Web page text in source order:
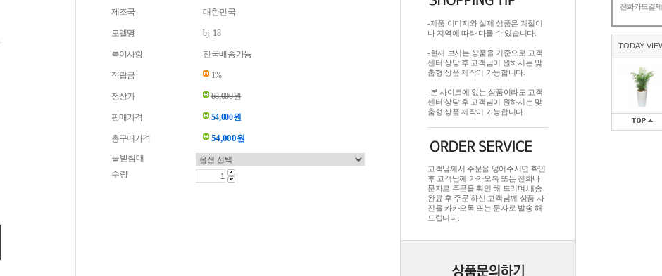
전화카드결제
TODAY
제조국 대한민국
모델명 bj_18
특이사항 전국배송가능
적립금 1%
정상가 68,000원
판매가격 54,000원
총구매가격 54,000원
물받침대
수량
-제품 이미지와 실제 상품은 계절이
나 지역에 따라 다를 수 있습니다.
-현재 보시는 상품을 기준으로 고객
센터 상담 후 고객님이 원하시는 맞
춤형 상품 제작이 가능합니다.
-본 사이트에 없는 상품이라도 고객
센터 상담 후 고객님이 원하시는 맞
춤형 상품 제작이 가능합니다.
고객님께서 주문을 넣어주시면 확인
후 고객님께 카카오톡 또는 전화나
문자로 주문을 확인 해 드리며.배송
완료 후 주문 하신 고객님께 상품 사
진을 카카오톡 또는 문자로 발송 해
드립니다.